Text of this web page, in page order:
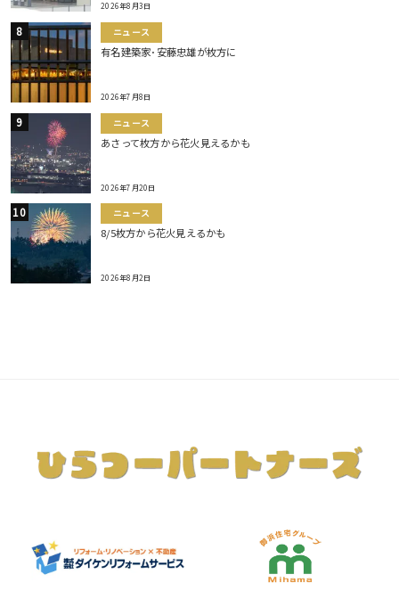
2026年8月3日
ニュース
有名建築家･安藤忠雄が枚方に
2026年7月8日
ニュース
あさって枚方から花火見えるかも
2026年7月20日
ニュース
8/5枚方から花火見えるかも
2026年8月2日